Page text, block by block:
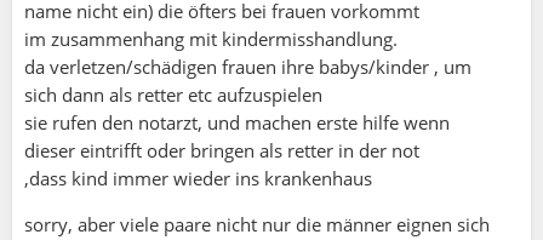
name nicht ein) die öfters bei frauen vorkommt
im zusammenhang mit kindermisshandlung.
da verletzen/schädigen frauen ihre babys/kinder , um
sich dann als retter etc aufzuspielen
sie rufen den notarzt, und machen erste hilfe wenn
dieser eintrifft oder bringen als retter in der not
,dass kind immer wieder ins krankenhaus
sorry, aber viele paare nicht nur die männer eignen sich